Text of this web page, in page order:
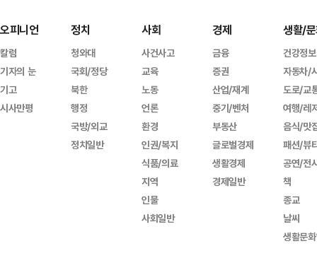
오피니언
칼럼
기자의 눈
기고
시사만평
정치
청와대
국회/정당
북한
행정
국방/외교
정치일반
사회
사건사고
교육
노동
언론
환경
인권/복지
식품/의료
지역
인물
사회일반
경제
금융
증권
산업/재계
중기/벤처
부동산
글로벌경제
생활경제
경제일반
생활/
건강정보
자동차/
도로/교
여행/레
음식/맛
패션/뷰
공연/전
책
종교
날씨
생활문